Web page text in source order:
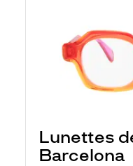
Lunettes
Barcelona